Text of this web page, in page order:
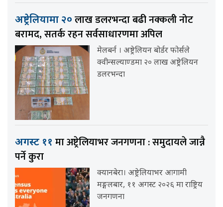
अष्ट्रेलियामा २० लाख डलरभन्दा बढी नक्कली नोट
बरामद, सतर्क रहन सर्वसाधारणमा अपिल
मेलबर्न । अष्ट्रेलियन बोर्डर फोर्सले
क्वीन्सल्याण्डमा २० लाख अष्ट्रेलियन
डलरभन्दा
अगस्ट ११ मा अष्ट्रेलियाभर जनगणना : समुदायले जान्नै
पर्ने कुरा
क्यानबेरा। अष्ट्रेलियाभर आगामी
मङ्गलबार, ११ अगस्ट २०२६ मा राष्ट्रिय
जनगणना